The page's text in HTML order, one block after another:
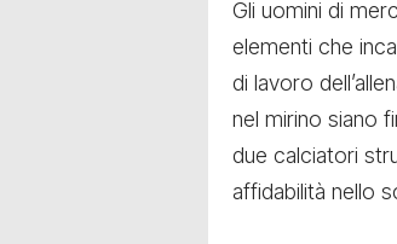
Gli uomini di
elementi che
di lavoro
nel mirino siano
due calciatori
affidabilità nello